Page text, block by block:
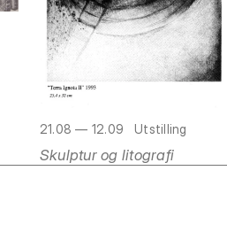
21.08 — 12.09 Utstilling
Skulptur og litografi